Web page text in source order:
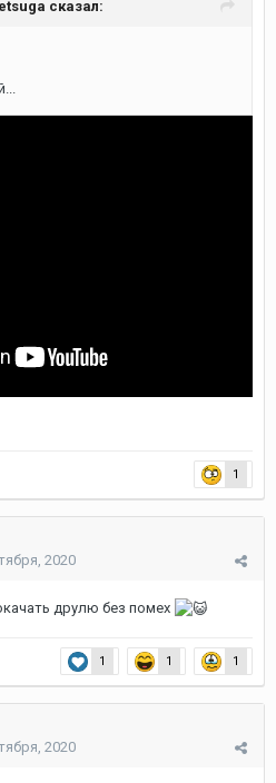
сказал:
1
2020
друлю без помех
1 1 1
2020